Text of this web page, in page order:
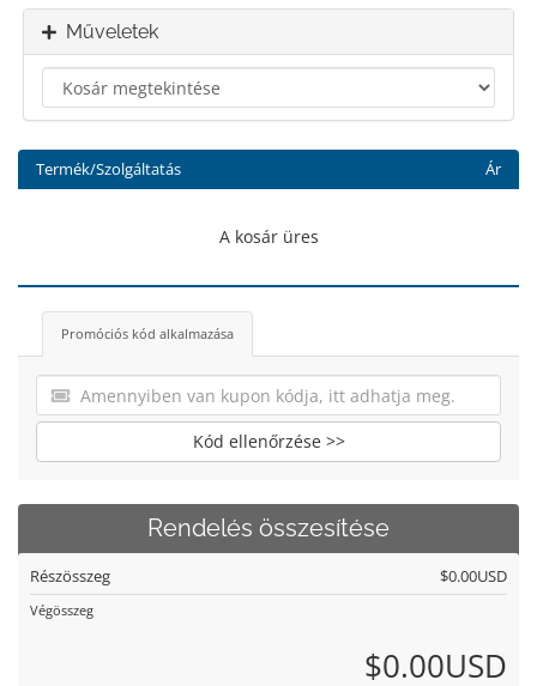
Műveletek
Termék/Szolgáltatás Ár
A kosár üres
Promóciós kód alkalmazása
Kód ellenőrzése >>
Rendelés összesítése
Részösszeg $0.00USD
Végösszeg
$0.00USD